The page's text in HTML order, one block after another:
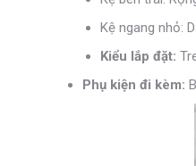
Kệ ngang nhỏ:
Kiểu lắp đặt:
Phụ kiện đi kèm: